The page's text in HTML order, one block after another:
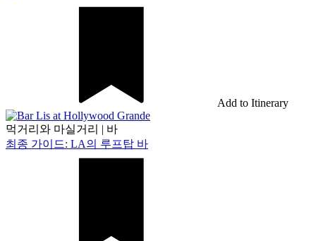
Add to Itinerary
먹거리와 마실거리 | 바
최종 가이드: LA의 루프탑 바